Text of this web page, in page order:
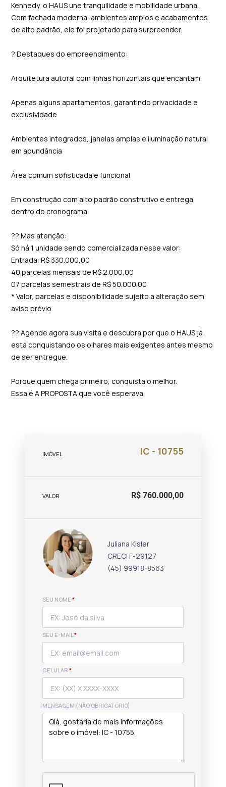
Kennedy, o HAUS une tranquilidade e mobilidade urbana.
Com fachada moderna, ambientes amplos e acabamentos
de alto padrão, ele foi projetado para surpreender.
? Destaques do empreendimento:
Arquitetura autoral com linhas horizontais que encantam
Apenas alguns apartamentos, garantindo privacidade e
exclusividade
Ambientes integrados, janelas amplas e iluminação natural
em abundância
Área comum sofisticada e funcional
Em construção com alto padrão construtivo e entrega
dentro do cronograma
?? Mas atenção:
Só há 1 unidade sendo comercializada nesse valor:
Entrada: R$ 330.000,00
40 parcelas mensais de R$ 2.000,00
07 parcelas semestrais de R$ 50.000.00
* Valor, parcelas e disponibilidade sujeito a alteração sem
aviso prévio.
?? Agende agora sua visita e descubra por que o HAUS já
está conquistando os olhares mais exigentes antes mesmo
de ser entregue.
Porque quem chega primeiro, conquista o melhor.
Essa é A PROPOSTA que você esperava.
IMÓVEL IC - 10755
VALOR R$ 760.000,00
Juliana Kisler
CRECI F-29127
(45) 99918-8563
SEU NOME *
SEU E-MAIL*
CELULAR *
MENSAGEM (NÃO OBRIGATÓRIO)